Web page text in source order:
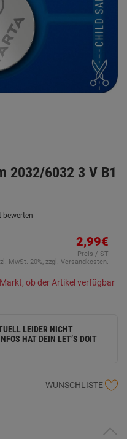
2032/6032 3 V B1
bewerten
2,99€
Preis / ST
MwSt. 20%, zzgl. Versandkosten.
ob der Artikel verfügbar
LEIDER NICHT
HAT DEIN LET’S DOIT
WUNSCHLISTE